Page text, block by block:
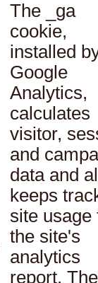
The _ga
cookie,
installed
Google
Analytics,
calculates
visitor,
and
data and
keeps
site usage
the site's
analytics
report. The